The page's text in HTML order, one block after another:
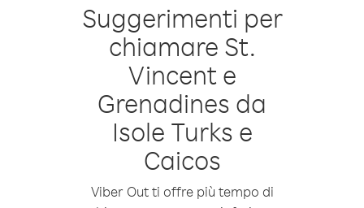
Suggerimenti per
chiamare St.
Vincent e
Grenadines da
Isole Turks e
Caicos
Viber Out ti offre più tempo di